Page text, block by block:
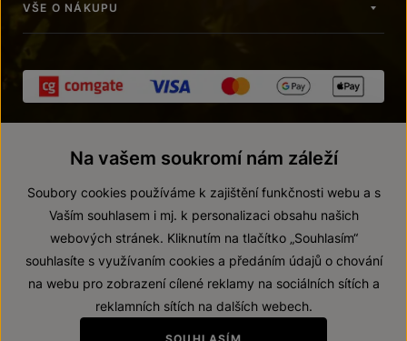
VŠE O NÁKUPU
© 2026 ZNOVÍN ZNOJMO, a. s.
Prohlášení o přístupnosti
Na vašem soukromí nám záleží
Soubory cookies používáme k zajištění funkčnosti webu a s
Vaším souhlasem i mj. k personalizaci obsahu našich
webových stránek. Kliknutím na tlačítko „Souhlasím“
souhlasíte s využívaním cookies a předáním údajů o chování
na webu pro zobrazení cílené reklamy na sociálních sítích a
reklamních sítích na dalších webech.